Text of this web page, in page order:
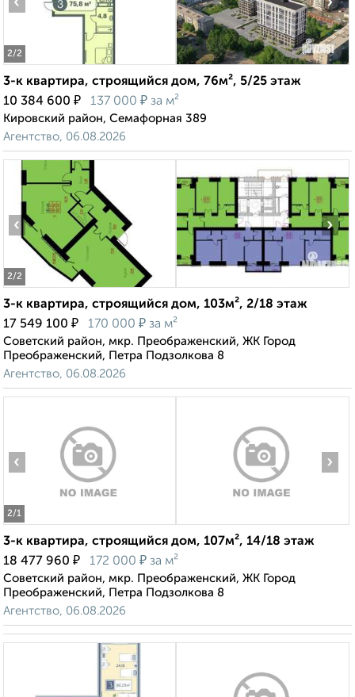
2/2
3-к квартира, строящийся дом, 76м², 5/25 этаж
10 384 600 ₽ 137 000 ₽ за м²
Кировский район, Семафорная 389
Агентство, 06.08.2026
2/2
‹ ›
3-к квартира, строящийся дом, 103м², 2/18 этаж
17 549 100 ₽ 170 000 ₽ за м²
Советский район, мкр. Преображенский, ЖК Город
Преображенский, Петра Подзолкова 8
Агентство, 06.08.2026
2/1
‹ ›
3-к квартира, строящийся дом, 107м², 14/18 этаж
18 477 960 ₽ 172 000 ₽ за м²
Советский район, мкр. Преображенский, ЖК Город
Преображенский, Петра Подзолкова 8
Агентство, 06.08.2026